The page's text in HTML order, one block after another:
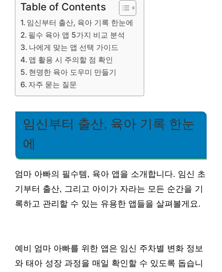
Table of Contents
임신부터 출산, 육아 기록 한눈에
필수 육아 앱 5가지 비교 분석
나에게 맞는 앱 선택 가이드
앱 활용 시 주의할 점 확인
현명한 육아 도우미 만들기
자주 묻는 질문
임신부터 출산, 육아 기록 한눈
에
엄마 아빠의 필수템, 육아 앱을 소개합니다. 임신 초
기부터 출산, 그리고 아이가 자라는 모든 순간을 기
록하고 관리할 수 있는 유용한 앱들을 살펴볼게요.
예비 엄마 아빠를 위한 앱은 임신 주차별 변화 정보
와 태아 성장 과정을 매일 확인할 수 있도록 돕습니